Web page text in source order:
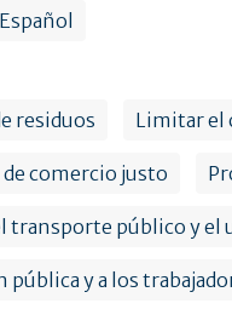
Español
residuos Limitar el
comercio justo
transporte público y el
pública y a los